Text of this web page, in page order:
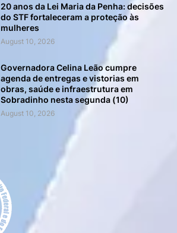
20 anos da Lei Maria da Penha: decisões
do STF fortaleceram a proteção às
mulheres
August 10, 2026
Governadora Celina Leão cumpre
agenda de entregas e vistorias em
obras, saúde e infraestrutura em
Sobradinho nesta segunda (10)
August 10, 2026